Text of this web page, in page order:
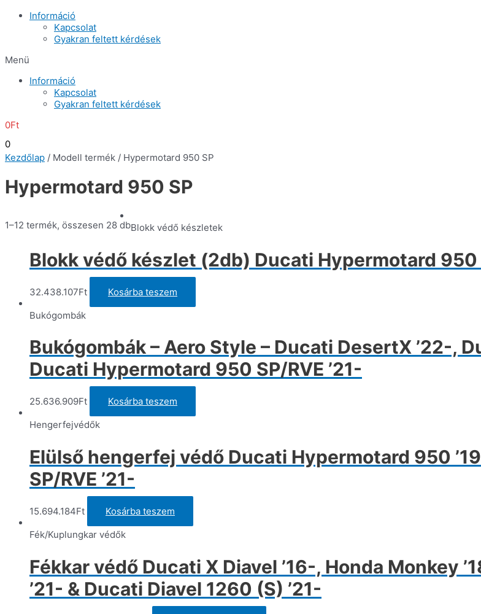
Információ
Kapcsolat
Gyakran feltett kérdések
Menü
Információ
Kapcsolat
Gyakran feltett kérdések
0Ft
0
Kezdőlap / Modell termék / Hypermotard 950 SP
Hypermotard 950 SP
1–12 termék, összesen 28 dbBlokk védő készletek
Blokk védő készlet (2db) Ducati Hypermotard 950
32.438.107Ft
Kosárba teszem
Bukógombák
Bukógombák – Aero Style – Ducati DesertX ’22-,
Ducati Hypermotard 950 SP/RVE ’21-
25.636.909Ft
Kosárba teszem
Hengerfejvédők
Elülső hengerfej védő Ducati Hypermotard 950
SP/RVE ’21-
15.694.184Ft Kosárba teszem
Fék/Kuplungkar védők
Fékkar védő Ducati X Diavel ’16-, Honda Monkey
’21- & Ducati Diavel 1260 (S) ’21-